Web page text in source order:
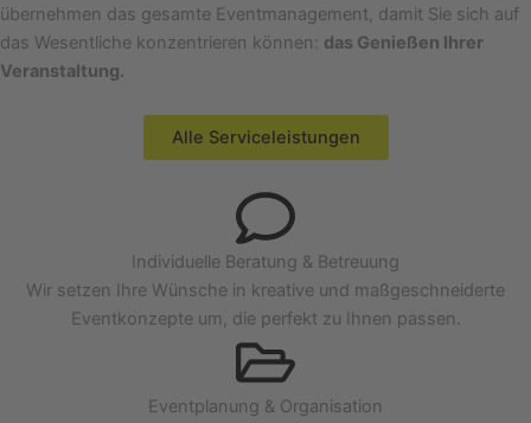
übernehmen das gesamte Eventmanagement, damit Sie sich auf
das Wesentliche konzentrieren können: das Genießen Ihrer
Veranstaltung.
Alle Serviceleistungen
Individuelle Beratung & Betreuung
Wir setzen Ihre Wünsche in kreative und maßgeschneiderte
Eventkonzepte um, die perfekt zu Ihnen passen.
Eventplanung & Organisation